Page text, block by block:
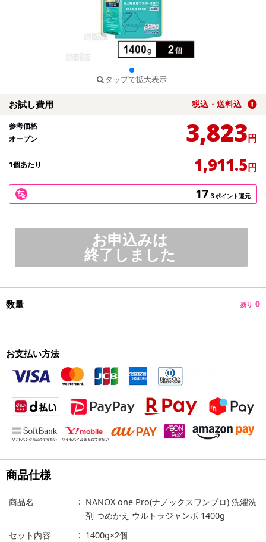
タップで拡大表示
お試し費用 税込・送料込
参考価格
オープン
3,823円
1個あたり 1,911.5円
17.3ポイント還元
お申込みは
終了しました
数量 残り 0
お支払い方法
商品仕様
商品名
NANOX one Pro(ナノックスワンプロ) 洗濯洗
剤 つめかえ ウルトラジャンボ 1400g
セット内容
1400g×2個